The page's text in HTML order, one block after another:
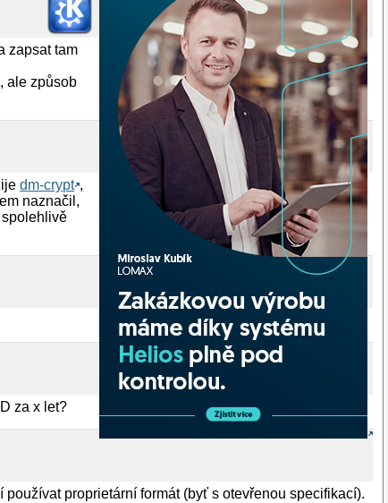
zapsat tam
ale způsob
dm-crypt ,
naznačil,
za x let?
proprietární formát (byť s otevřenou specifikací).